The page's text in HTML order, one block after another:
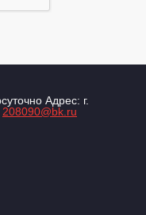
Адрес: г.
208090@bk.ru